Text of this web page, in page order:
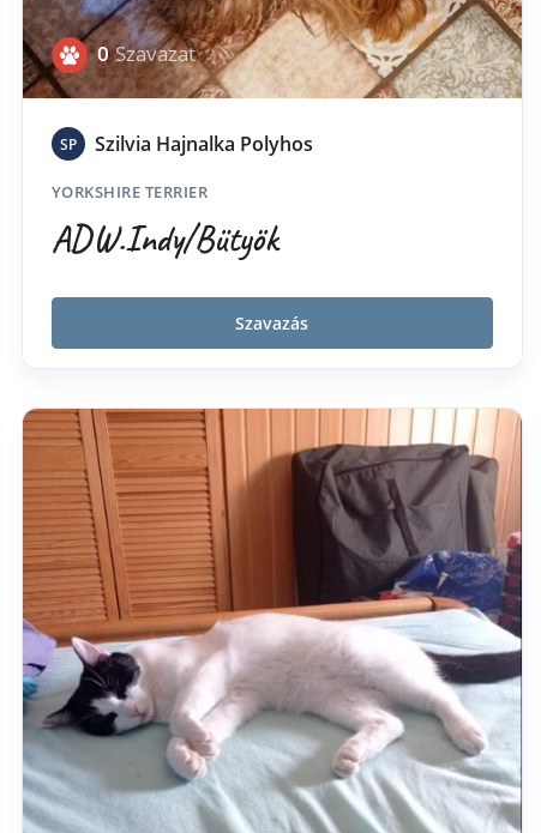
0 Szavazat
SP Szilvia Hajnalka Polyhos
YORKSHIRE TERRIER
ADW.Indy/Bütyök
Szavazás